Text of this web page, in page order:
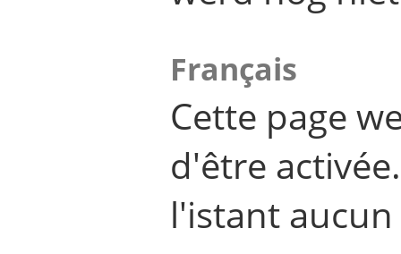
Français
Cette page
d'être
l'istant